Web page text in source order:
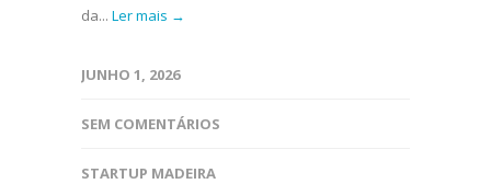
da... Ler mais →
JUNHO 1, 2026
SEM COMENTÁRIOS
STARTUP MADEIRA